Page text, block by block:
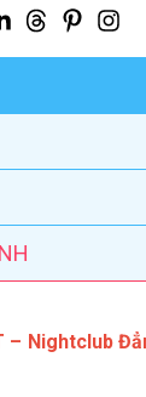
– Nightclub